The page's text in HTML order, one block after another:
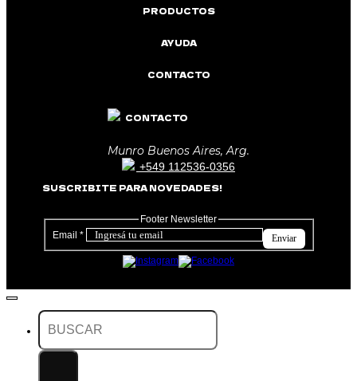
PRODUCTOS
AYUDA
CONTACTO
CONTACTO
Munro Buenos Aires, Arg.
+549 112536-0356
SUSCRIBITE PARA NOVEDADES!
Footer Newsletter
Email * Enviar
Buscar
por: